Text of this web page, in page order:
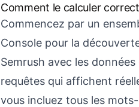
Comment le calculer
Commencez par un
Console pour la
Semrush avec les
requêtes qui affichent
vous incluez tous les